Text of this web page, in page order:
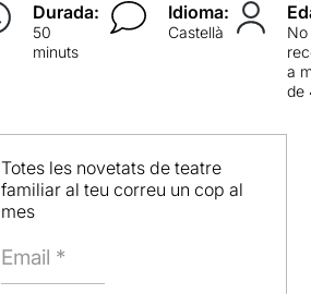
Durada:
50
minuts
Idioma:
Castellà
No
a
de
Totes les novetats de teatre
familiar al teu correu un cop al
mes